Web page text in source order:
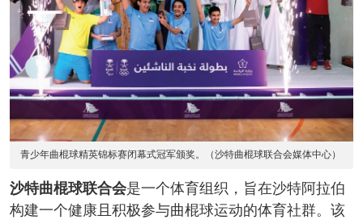
青少年曲棍球精英锦标赛闭幕式冠军颁奖。（沙特曲棍球联合会媒体中心）
沙特曲棍球联合会是一个体育组织，旨在沙特阿拉伯
构建一个健康且积极参与曲棍球运动的体育社群。该